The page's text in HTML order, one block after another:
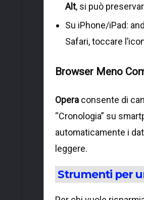
Alt, si può
Su iPhone/iPad:
Safari, toccare
Browser Meno
Opera consente di
“Cronologia” su
automaticamente i
leggere.
Strumenti per